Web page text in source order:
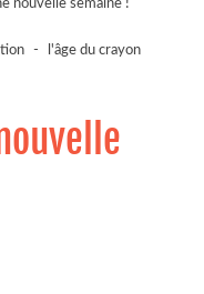
nouvelle semaine !
-
l'âge du crayon